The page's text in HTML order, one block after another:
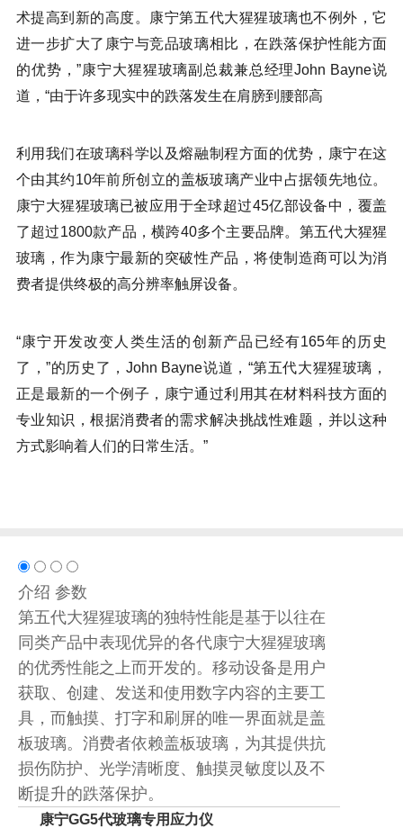
术提高到新的高度。康宁第五代大猩猩玻璃也不例外，它
进一步扩大了康宁与竞品玻璃相比，在跌落保护性能方面
的优势，”康宁大猩猩玻璃副总裁兼总经理John Bayne说
道，“由于许多现实中的跌落发生在肩膀到腰部高
利用我们在玻璃科学以及熔融制程方面的优势，康宁在这
个由其约10年前所创立的盖板玻璃产业中占据领先地位。
康宁大猩猩玻璃已被应用于全球超过45亿部设备中，覆盖
了超过1800款产品，横跨40多个主要品牌。第五代大猩猩
玻璃，作为康宁最新的突破性产品，将使制造商可以为消
费者提供终极的高分辨率触屏设备。
“康宁开发改变人类生活的创新产品已经有165年的历史
了，”的历史了，John Bayne说道，“第五代大猩猩玻璃，
正是最新的一个例子，康宁通过利用其在材料科技方面的
专业知识，根据消费者的需求解决挑战性难题，并以这种
方式影响着人们的日常生活。”
介绍 参数
第五代大猩猩玻璃的独特性能是基于以往在
同类产品中表现优异的各代康宁大猩猩玻璃
的优秀性能之上而开发的。移动设备是用户
获取、创建、发送和使用数字内容的主要工
具，而触摸、打字和刷屏的唯一界面就是盖
板玻璃。消费者依赖盖板玻璃，为其提供抗
损伤防护、光学清晰度、触摸灵敏度以及不
断提升的跌落保护。
康宁GG5代玻璃专用应力仪